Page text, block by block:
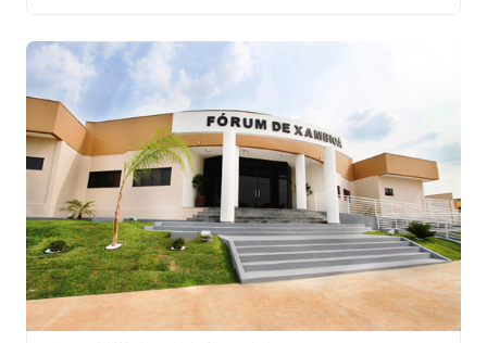
avenidas de cinco setores da cidade. Com
investimento […]